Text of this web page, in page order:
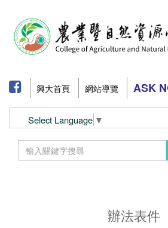
興大首頁 網站導覽 ASK
Select Language ▼
辦法表件